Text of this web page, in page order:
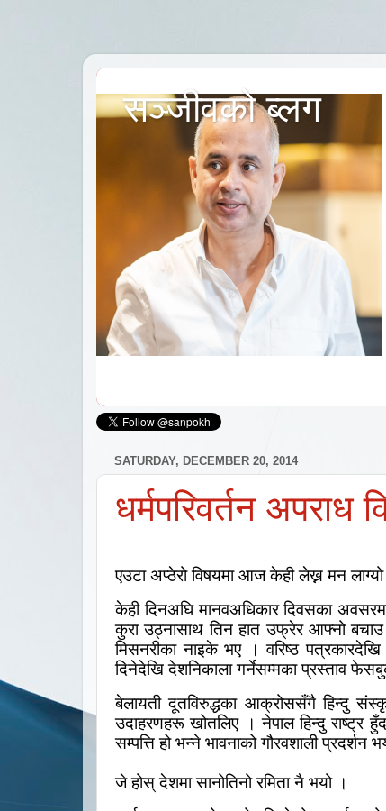
सञ्जीवको ब्लग
SATURDAY, DECEMBER 20, 2014
धर्मपरिवर्तन अपराध
एउटा अप्ठेरो विषयमा आज केही लेख्न मन
केही दिनअघि मानवअधिकार दिवसका अवसरमा
कुरा उठ्नासाथ तिन हात उफ्रेर आफ्नो
मिसनरीका नाइके भए । वरिष्ठ
दिनेदेखि देशनिकाला गर्नेसम्मका प्रस्ताव
बेलायती दूतविरुद्धका आक्रोससँगै हिन्दु
उदाहरणहरू खोतलिए । नेपाल हिन्दु राष्ट्र
सम्पत्ति हो भन्ने भावनाको गौरवशाली प्रदर्शन
जे होस् देशमा सानोतिनो रमिता नै भयो ।